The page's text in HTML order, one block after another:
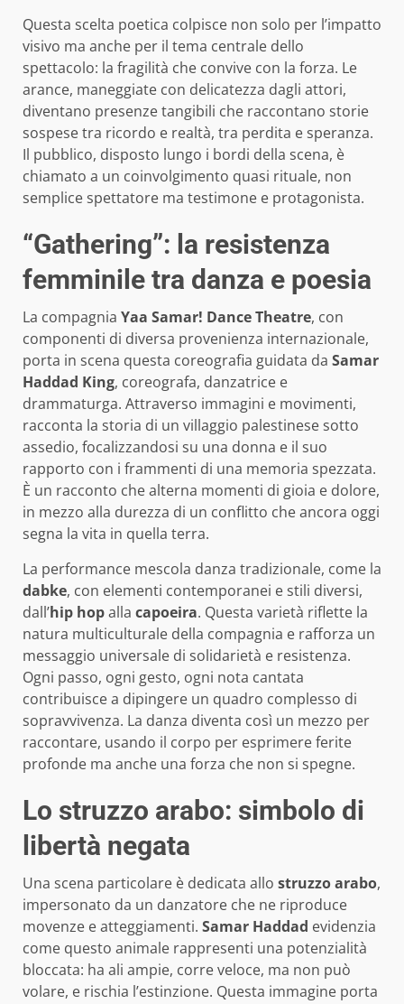
Questa scelta poetica colpisce non solo per l’impatto
visivo ma anche per il tema centrale dello
spettacolo: la fragilità che convive con la forza. Le
arance, maneggiate con delicatezza dagli attori,
diventano presenze tangibili che raccontano storie
sospese tra ricordo e realtà, tra perdita e speranza.
Il pubblico, disposto lungo i bordi della scena, è
chiamato a un coinvolgimento quasi rituale, non
semplice spettatore ma testimone e protagonista.
“Gathering”: la resistenza
femminile tra danza e poesia
La compagnia Yaa Samar! Dance Theatre, con
componenti di diversa provenienza internazionale,
porta in scena questa coreografia guidata da Samar
Haddad King, coreografa, danzatrice e
drammaturga. Attraverso immagini e movimenti,
racconta la storia di un villaggio palestinese sotto
assedio, focalizzandosi su una donna e il suo
rapporto con i frammenti di una memoria spezzata.
È un racconto che alterna momenti di gioia e dolore,
in mezzo alla durezza di un conflitto che ancora oggi
segna la vita in quella terra.
La performance mescola danza tradizionale, come la
dabke, con elementi contemporanei e stili diversi,
dall’hip hopalla capoeira. Questa varietà riflette la
natura multiculturale della compagnia e rafforza un
messaggio universale di solidarietà e resistenza.
Ogni passo, ogni gesto, ogni nota cantata
contribuisce a dipingere un quadro complesso di
sopravvivenza. La danza diventa così un mezzo per
raccontare, usando il corpo per esprimere ferite
profonde ma anche una forza che non si spegne.
Lo struzzo arabo: simbolo di
libertà negata
Una scena particolare è dedicata allo struzzo arabo,
impersonato da un danzatore che ne riproduce
movenze e atteggiamenti. Samar Haddad evidenzia
come questo animale rappresenti una potenzialità
bloccata: ha ali ampie, corre veloce, ma non può
volare, e rischia l’estinzione. Questa immagine porta